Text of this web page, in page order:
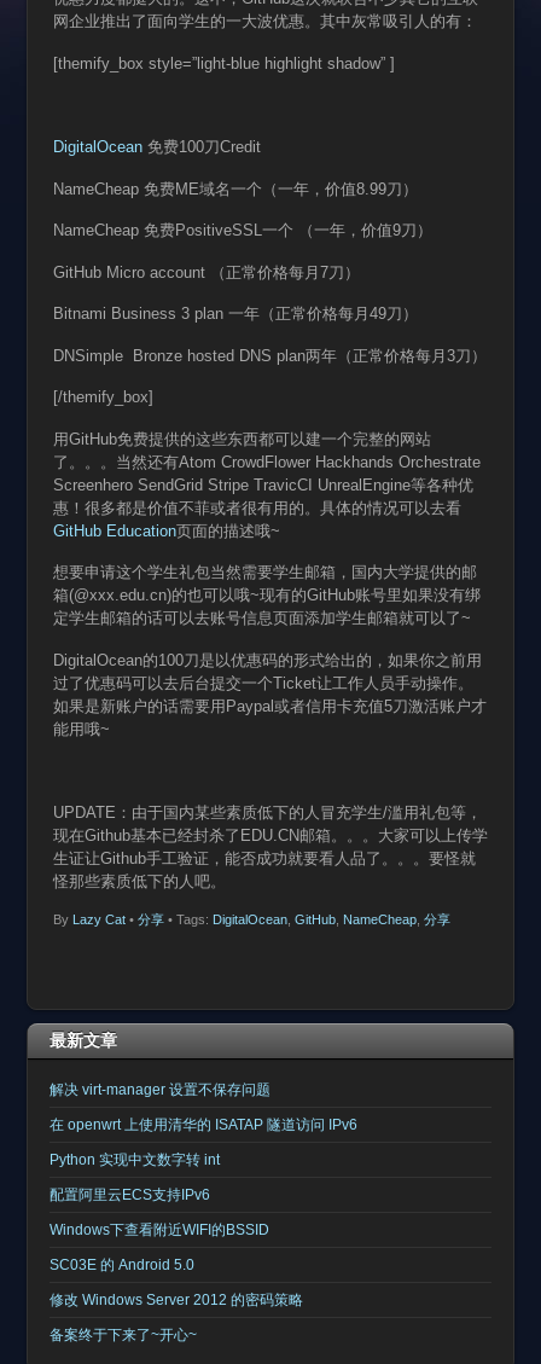
网企业推出了面向学生的一大波优惠。其中灰常吸引人的有：
[themify_box style=”light-blue highlight shadow” ]
DigitalOcean 免费100刀Credit
NameCheap 免费ME域名一个（一年，价值8.99刀）
NameCheap 免费PositiveSSL一个 （一年，价值9刀）
GitHub Micro account （正常价格每月7刀）
Bitnami Business 3 plan 一年（正常价格每月49刀）
DNSimple Bronze hosted DNS plan两年（正常价格每月3刀）
[/themify_box]
用GitHub免费提供的这些东西都可以建一个完整的网站
了。。。当然还有Atom CrowdFlower Hackhands Orchestrate
Screenhero SendGrid Stripe TravicCI UnrealEngine等各种优
惠！很多都是价值不菲或者很有用的。具体的情况可以去看
GitHub Education页面的描述哦~
想要申请这个学生礼包当然需要学生邮箱，国内大学提供的邮
箱(@xxx.edu.cn)的也可以哦~现有的GitHub账号里如果没有绑
定学生邮箱的话可以去账号信息页面添加学生邮箱就可以了~
DigitalOcean的100刀是以优惠码的形式给出的，如果你之前用
过了优惠码可以去后台提交一个Ticket让工作人员手动操作。
如果是新账户的话需要用Paypal或者信用卡充值5刀激活账户才
能用哦~
UPDATE：由于国内某些素质低下的人冒充学生/滥用礼包等，
现在Github基本已经封杀了EDU.CN邮箱。。。大家可以上传学
生证让Github手工验证，能否成功就要看人品了。。。要怪就
怪那些素质低下的人吧。
By Lazy Cat• 分享 • Tags: DigitalOcean, GitHub, NameCheap, 分享
最新文章
解决 virt-manager 设置不保存问题
在 openwrt 上使用清华的 ISATAP 隧道访问 IPv6
Python 实现中文数字转 int
配置阿里云ECS支持IPv6
Windows下查看附近WIFI的BSSID
SC03E 的 Android 5.0
修改 Windows Server 2012 的密码策略
备案终于下来了~开心~